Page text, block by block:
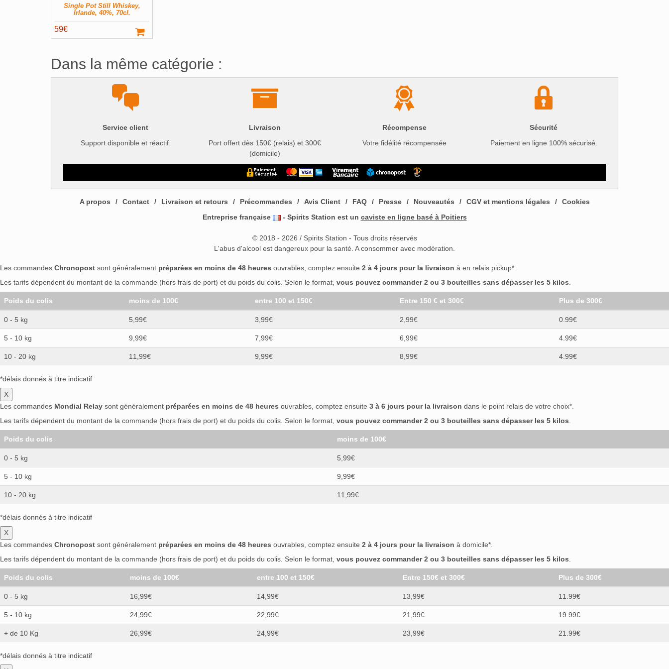
Single Pot Still Whiskey,
Irlande, 40%, 70cl.
59€
Dans la même catégorie :
Service client
Support disponible et réactif.
Livraison
Port offert dès 150€ (relais) et 300€
(domicile)
Récompense
Votre fidélité récompensée
Sécurité
Paiement en ligne 100% sécurisé.
A propos Contact Livraison et retours Précommandes Avis Client FAQ Presse Nouveautés CGV et mentions légales
Cookies
Entreprise française
- Spirits Station est un caviste en ligne basé à Poitiers
© 2018 - 2026 / Spirits Station - Tous droits réservés
L'abus d'alcool est dangereux pour la santé. A consommer avec modération.
Les commandes Chronopost sont généralement préparées en moins de 48 heures ouvrables, comptez ensuite 2 à 4 jours pour la livraison à en relais pickup*.
Les tarifs dépendent du montant de la commande (hors frais de port) et du poids du colis. Selon le format, vous pouvez commander 2 ou 3 bouteilles sans dépasser les 5 kilos
Poids du colis moins de 100€ entre 100 et 150€ Entre 150 € et 300€ Plus de 300€
0 - 5 kg 5,99€ 3,99€ 2,99€ 0.99€
5 - 10 kg 9,99€ 7,99€ 6,99€ 4.99€
10 - 20 kg 11,99€ 9,99€ 8,99€ 4.99€
*délais donnés à titre indicatif
X
Les commandes Mondial Relay sont généralement préparées en moins de 48 heures ouvrables, comptez ensuite 3 à 6 jours pour la livraison dans le point relais de votre choix*.
Les tarifs dépendent du montant de la commande (hors frais de port) et du poids du colis. Selon le format, vous pouvez commander 2 ou 3 bouteilles sans dépasser les 5 kilos
Poids du colis moins de 100€
0 - 5 kg 5,99€
5 - 10 kg 9,99€
10 - 20 kg 11,99€
*délais donnés à titre indicatif
X
Les commandes Chronopost sont généralement préparées en moins de 48 heures ouvrables, comptez ensuite 2 à 4 jours pour la livraison à domicile*.
Les tarifs dépendent du montant de la commande (hors frais de port) et du poids du colis. Selon le format, vous pouvez commander 2 ou 3 bouteilles sans dépasser les 5 kilos
Poids du colis moins de 100€ entre 100 et 150€ Entre 150€ et 300€ Plus de 300€
0 - 5 kg 16,99€ 14,99€ 13,99€ 11.99€
5 - 10 kg 24,99€ 22,99€ 21,99€ 19.99€
+ de 10 Kg 26,99€ 24,99€ 23,99€ 21.99€
*délais donnés à titre indicatif